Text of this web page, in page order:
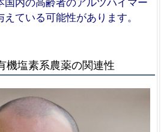
国内の高齢者のアルツハイマー
ている可能性があります。
機塩素系農薬の関連性